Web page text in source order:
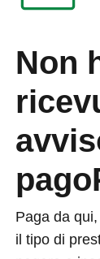
Non
Paga da
il tipo di